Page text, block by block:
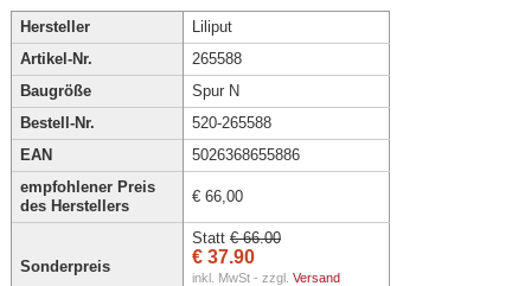
Hersteller
Liliput
Artikel-Nr.
265588
Baugröße
Spur N
Bestell-Nr.
520-265588
EAN
5026368655886
empfohlener Preis
des Herstellers
€ 66,00
Sonderpreis
Statt € 66.00
€ 37.90
inkl. MwSt - zzgl. Versand